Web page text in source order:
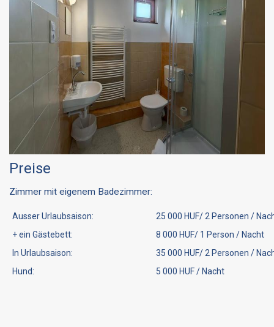
Preise
Zimmer mit eigenem Badezimmer:
Ausser Urlaubsaison:
25 000 HUF/ 2 Personen /
+ ein Gästebett:
8 000 HUF/ 1 Person / Nacht
In Urlaubsaison:
35 000 HUF/ 2 Personen /
Hund:
5 000 HUF / Nacht